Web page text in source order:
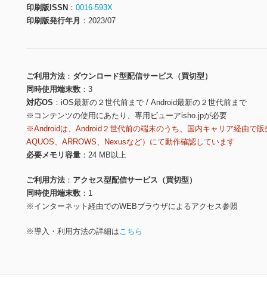
印刷版ISSN
0016-593X
印刷版発行年月
2023/07
ご利用方法
ダウンロード型配信サービス（買切型）
同時使用端末数
3
対応OS
iOS最新の２世代前まで / Android最新の２世代前まで
※コンテンツの使用にあたり、専用ビューアisho.jpが必要
※Androidは、Android２世代前の端末のうち、国内キャリア経由で
AQUOS、ARROWS、Nexusなど）にて動作確認しています
必要メモリ容量
24 MB以上
ご利用方法
アクセス型配信サービス（買切型）
同時使用端末数
1
※インターネット経由でのWEBブラウザによるアクセス参照
※導入・利用方法の詳細はこちら